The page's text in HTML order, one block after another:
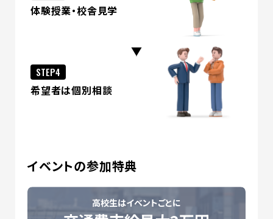
体験授業・校舎見学
STEP4
希望者は個別相談
イベントの参加特典
高校生はイベントごとに